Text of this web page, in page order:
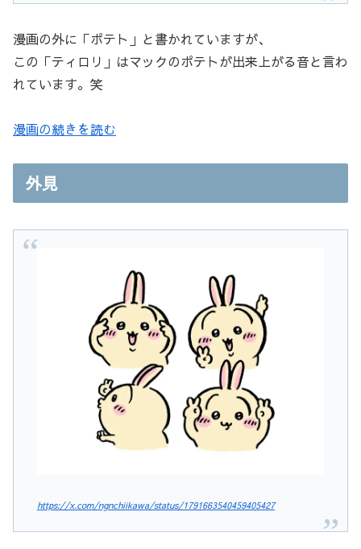
漫画の外に「ポテト」と書かれていますが、
この「ティロリ」はマックのポテトが出来上がる音と言わ
れています。笑
漫画の続きを読む
外見
https://x.com/ngnchiikawa/status/1791663540459405427